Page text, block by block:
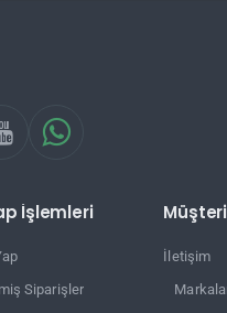
İşlemleri
Siparişler
İletişim